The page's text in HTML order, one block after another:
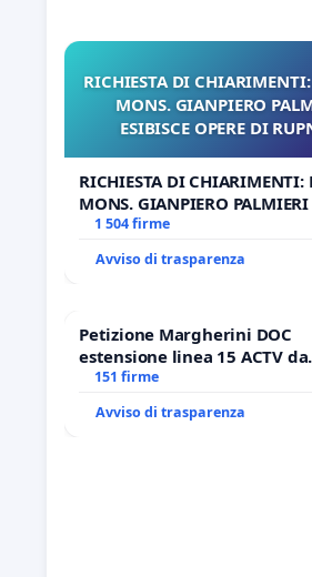
RICHIESTA DI CHIARIMENTI:
MONS. GIANPIERO
ESIBISCE OPERE DI
RICHIESTA DI CHIARIMENTI:
MONS. GIANPIERO PALMIERI
OPERE DI RUPNIK?
1 504 firme
Avviso di trasparenza
Petizione Margherini DOC
estensione linea 15 ACTV da
Marghera P.zza S. Antonio
1,50
151 firme
Avviso di trasparenza